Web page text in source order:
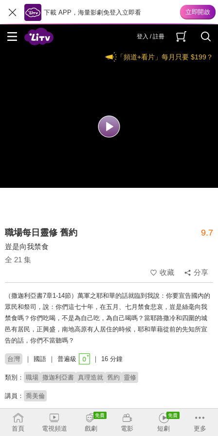
下載 APP，海量影劇免登入立即看
登入 / 註冊
「頻道+看片」每月只要 $199？
職場每日靈修 舊約 9.7
豈是向我禁食
全 21 集
收藏
分享
（撒迦利亞書7章1-14節）萬軍之耶和華的話就臨到我說：你要宣告國內的
眾民和祭司，說：你們這七十年，在五月、七月禁食悲哀，豈是絲毫向我
禁食嗎？你們吃喝，不是為自己吃，為自己喝嗎？當耶路撒冷和四圍的城
邑有居民，正興盛，南地高原有人居住的時候，耶和華藉從前的先知所宣
告的話，你們不當聽嗎？
台灣 國語 普遍級 16 分鐘
類別： 職場 撒迦利亞書 真理造就 舊約 靈修
講員： 喬美倫
收回
首頁
電視頻道 戲劇 電影 短劇 更多